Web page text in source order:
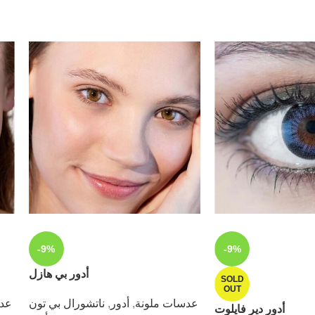
-9%
أدور بي هازل
عدسات ملونة, أدور , ناتشورال بي تون
-9%
SOLD
OUT
أدور دير فايلوت